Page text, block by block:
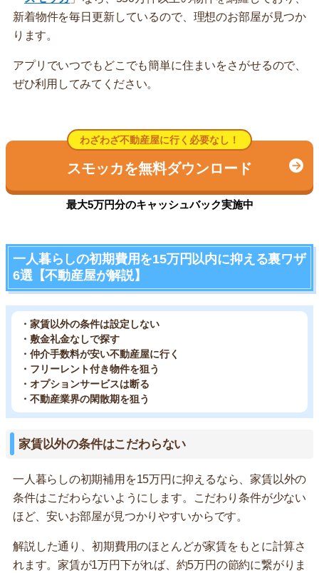
新着物件を毎日更新しているので、理想のお部屋が見つか
ります。
アプリでいつでもどこでも簡単に住まいをさがせるので、
ぜひ利用してみてください。
わざわざ不動産屋に行く必要なし！
スモッカを無料ダウンロード
最大5万円分のキャッシュバック実施中
一人暮らしの初期費用を15万円以内に抑える裏ワザ
6選【不動産屋が解説】
・家賃以外の条件は設定しない
・敷金礼金なしで探す
・仲介手数料が安い不動産屋に行く
・フリーレント付き物件を狙う
・オプションサービスは断る
・不動産業界の閑散期を狙う
家賃以外の条件はこだわらない
一人暮らしの初期補用を15万円に抑えるなら、家賃以外の
条件はこだわらないようにします。こだわり条件が少ない
ほど、安いお部屋が見つかりやすいからです。
解説した通り、初期費用のほとんどが家賃をもとに計算さ
れます。家賃が1万円下がれば、約5万円の節約に繋がりま